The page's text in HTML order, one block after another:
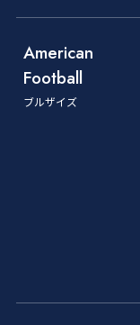
American
Football
ブルザイズ